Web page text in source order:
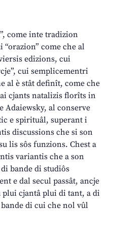
come inte tradizion
“orazion” come che al
edizions, cui
cui semplicementri
al è stât definît, come che
cjants natalizis florîts in
Adaiewsky, al conserve
e spirituâl, superant i
discussions che si son
lis sôs funzions. Chest a
variantis che a son
bande di studiôs
e dal secul passât, ancje
plui cjantâ plui di tant, a di
di cui che nol vûl